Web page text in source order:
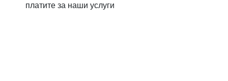
платите за наши услуги